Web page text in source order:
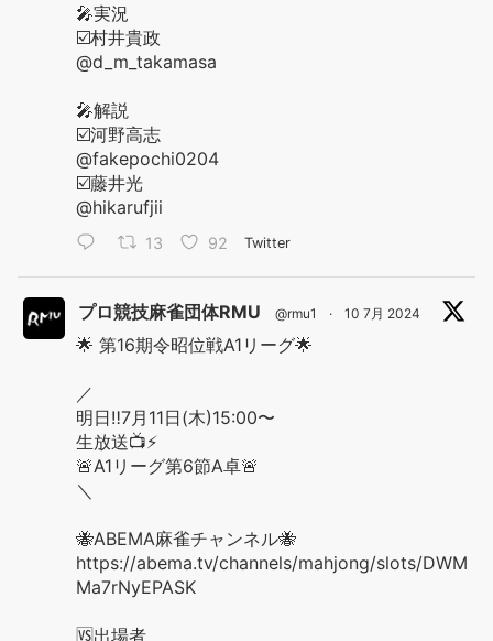
🎤実況
☑️村井貴政
@d_m_takamasa
🎤解説
☑️河野高志
@fakepochi0204
☑️藤井光
@hikarufjii
13 92 Twitter
プロ競技麻雀団体RMU @rmu1 · 10 7月 2024
🌟 第16期令昭位戦A1リーグ🌟
／
明日‼️7月11日(木)15:00〜
生放送📺⚡️
🚨A1リーグ第6節A卓🚨
＼
🐝ABEMA麻雀チャンネル🐝
https://abema.tv/channels/mahjong/slots/DWM
Ma7rNyEPASK
🆚出場者